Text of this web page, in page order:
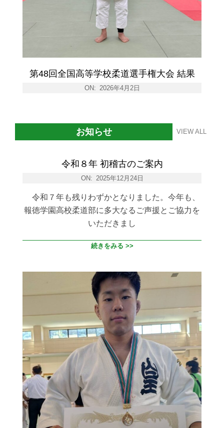
第48回全国高等学校柔道選手権大会 結果
ON: 2026年4月2日
お知らせ VIEW ALL
令和８年 初稽古のご案内
ON: 2025年12月24日
令和７年も残りわずかとなりました。今年も、
報徳学園高校柔道部に多大なるご声援とご協力を
いただきまし
続きをみる >>